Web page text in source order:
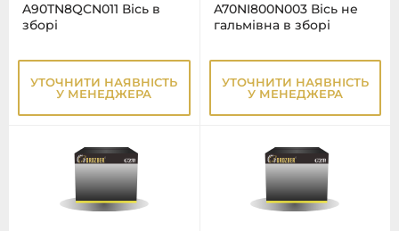
A90TN8QCN011 Вісь в
зборі
УТОЧНИТИ НАЯВНІСТЬ
У МЕНЕДЖЕРА
A70NI800N003 Вісь не
гальмівна в зборі
УТОЧНИТИ НАЯВНІСТЬ
У МЕНЕДЖЕРА